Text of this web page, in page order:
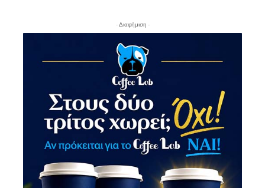
- Διαφήμιση -